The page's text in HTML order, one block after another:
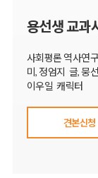
용선생 교과
사회평론 역사연
미, 정엄지 글, 뭉
이우일 캐릭터
견본신청